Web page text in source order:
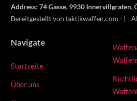
Address: 74 Gasse, 9930 Innervillgraten,
Bereitgestellt von taktikwaffen.com - | -
Navigate
Startseite
Über uns